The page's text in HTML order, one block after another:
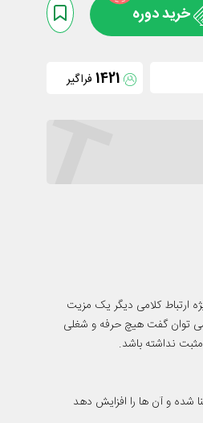
خرید دوره
1421 فراگیر
T
ارتباط کلامی دیگر یک مزیت
توان گفت هیچ حرفه و شغلی
نداشته باشد.
شده و آن ها را افزایش دهد